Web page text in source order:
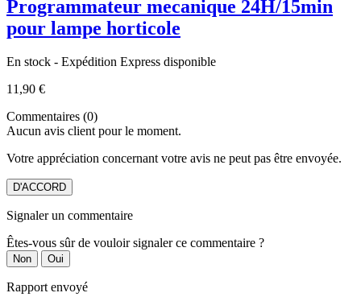
Programmateur mecanique 24H/15min
pour lampe horticole
En stock - Expédition Express disponible
11,90 €
Commentaires (0)
Aucun avis client pour le moment.
Votre appréciation concernant votre avis ne peut pas être envoyée.
D'ACCORD
Signaler un commentaire
Êtes-vous sûr de vouloir signaler ce commentaire ?
Non Oui
Rapport envoyé